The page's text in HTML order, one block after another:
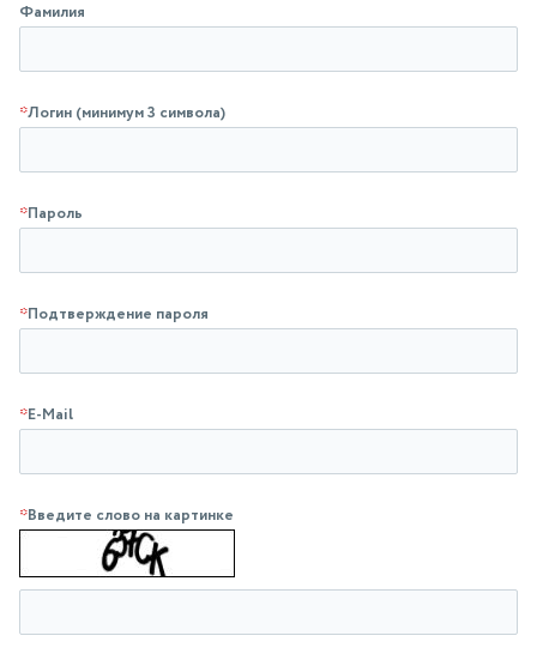
Фамилия
*Логин (минимум 3 символа)
*Пароль
*Подтверждение пароля
*E-Mail
*Введите слово на картинке